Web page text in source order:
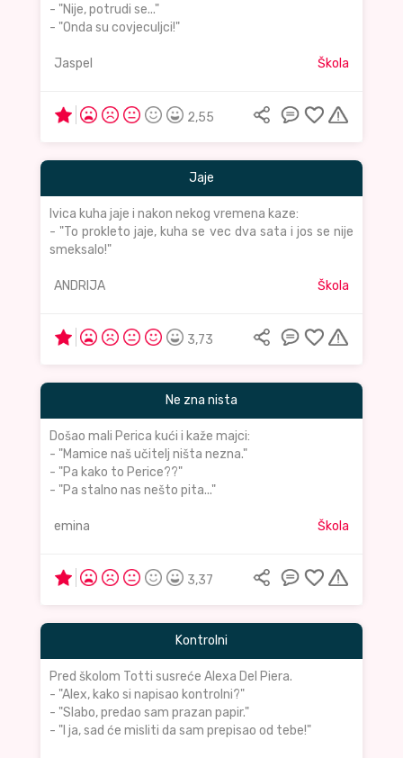
- "Nije, potrudi se..."
- "Onda su covjeculjci!"
Jaspel Škola
2,55
Jaje
Ivica kuha jaje i nakon nekog vremena kaze:
- "To prokleto jaje, kuha se vec dva sata i jos se nije
smeksalo!"
ANDRIJA Škola
3,73
Ne zna nista
Došao mali Perica kući i kaže majci:
- "Mamice naš učitelj ništa nezna."
- "Pa kako to Perice??"
- "Pa stalno nas nešto pita..."
emina Škola
3,37
Kontrolni
Pred školom Totti susreće Alexa Del Piera.
- "Alex, kako si napisao kontrolni?"
- "Slabo, predao sam prazan papir."
- "I ja, sad će misliti da sam prepisao od tebe!"